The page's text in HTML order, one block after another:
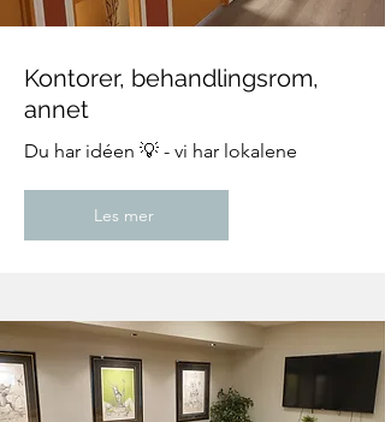
Kontorer, behandlingsrom,
annet
Du har idéen 💡 - vi har lokalene
Les mer